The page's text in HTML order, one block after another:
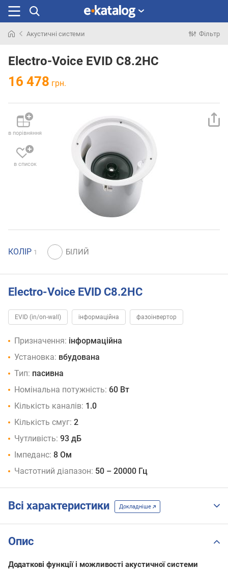
раніше
Акустичні системи Фільтр
Electro-Voice EVID C8.2HC
16 478 грн.
в порівняння
в список
КОЛІР 1
Electro-Voice EVID C8.2HC
EVID (in/on-wall) інформаційна фазоінвертор
Призначення: інформаційна
Установка: вбудована
Тип: пасивна
Номінальна потужність: 60 Вт
Кількість каналів: 1.0
Кількість смуг: 2
Чутливість: 93 дБ
Імпеданс: 8 Ом
Частотний діапазон: 50 – 20000 Гц
Всі характеристики Докладніше
Опис
Додаткові функції і можливості акустичної системи